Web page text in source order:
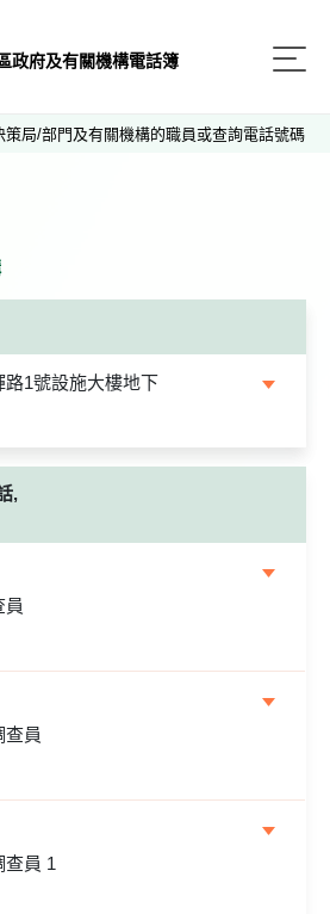
政府及有關機構電話簿
局/部門及有關機構的職員或查詢電話號碼
1號設施大樓地下
,
員
查員
查員 1